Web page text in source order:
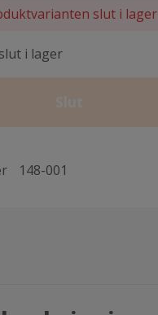
slut i lager
i lager
Slut
148-001